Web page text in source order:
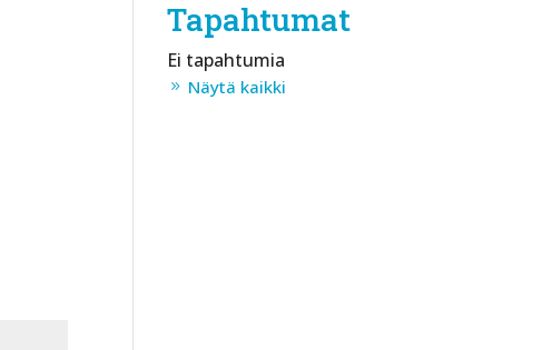
Tapahtumat
Ei tapahtumia
Näytä kaikki